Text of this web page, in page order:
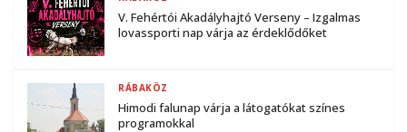
V. Fehértói Akadályhajtó Verseny – Izgalmas
lovassporti nap várja az érdeklődőket
Himodi falunap várja a látogatókat színes
programokkal
RÁBAKÖZ